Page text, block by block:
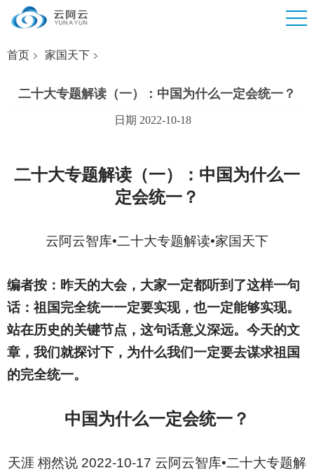
首页 家国天下
二十大专题解读（一）：中国为什么一定会统一？
日期 2022-10-18
二十大专题解读 （一）：中国为什么一
定会统一？
云阿云智库•二十大专题解读•家国天下
编者按：昨天的大会，大家一定都听到了这样一句
话：祖国完全统一一定要实现，也一定能够实现。
站在历史的关键节点，这句话意义深远。今天的文
章，我们就探讨下，为什么我们一定要去谋求祖国
的完全统一。
中国为什么一定会统一？
天涯 栩然说 2022-10-17 云阿云智库•二十大专题解